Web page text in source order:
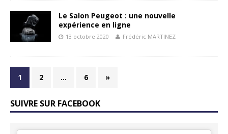
Le Salon Peugeot : une nouvelle
expérience en ligne
13 octobre 2020 Frédéric MARTINEZ
1 2 … 6 »
SUIVRE SUR FACEBOOK